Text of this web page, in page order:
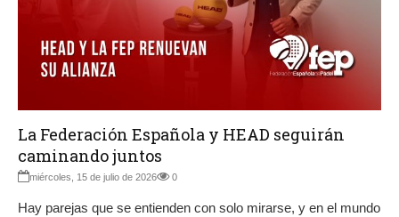
La Federación Española y HEAD seguirán
caminando juntos
miércoles, 15 de julio de 2026 0
Hay parejas que se entienden con solo mirarse, y en el mundo